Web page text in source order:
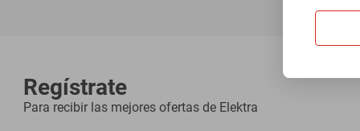
Regístrate
Para recibir las mejores ofertas de Elektra